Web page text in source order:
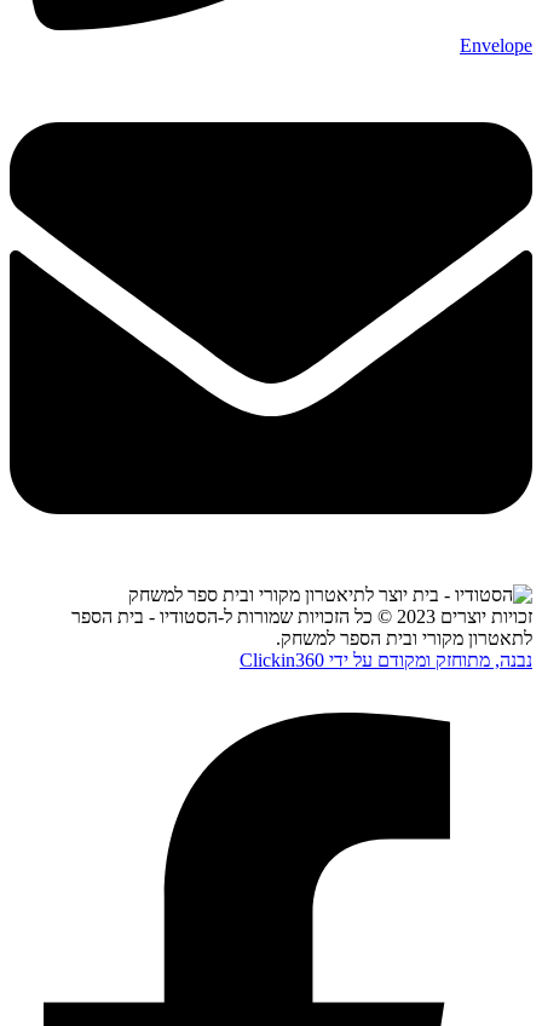
Envelope
זכויות יוצרים 2023 © כל הזכויות שמורות ל-הסטודיו - בית הספר
לתאטרון מקורי ובית הספר למשחק.
נבנה, מתוחזק ומקודם על ידי Clickin360